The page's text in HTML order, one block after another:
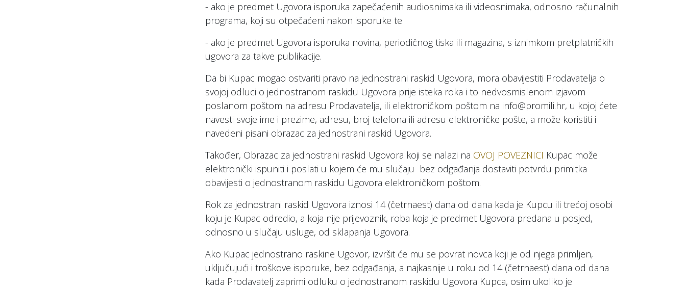
- ako je predmet Ugovora isporuka zapečaćenih audiosnimaka ili videosnimaka, odnosno računalnih
programa, koji su otpečaćeni nakon isporuke te
- ako je predmet Ugovora isporuka novina, periodičnog tiska ili magazina, s iznimkom pretplatničkih
ugovora za takve publikacije.
Da bi Kupac mogao ostvariti pravo na jednostrani raskid Ugovora, mora obavijestiti Prodavatelja o
svojoj odluci o jednostranom raskidu Ugovora prije isteka roka i to nedvosmislenom izjavom
poslanom poštom na adresu Prodavatelja, ili elektroničkom poštom na info@promili.hr, u kojoj ćete
navesti svoje ime i prezime, adresu, broj telefona ili adresu elektroničke pošte, a može koristiti i
navedeni pisani obrazac za jednostrani raskid Ugovora.
Također, Obrazac za jednostrani raskid Ugovora koji se nalazi na OVOJ POVEZNICI Kupac može
elektronički ispuniti i poslati u kojem će mu slučaju bez odgađanja dostaviti potvrdu primitka
obavijesti o jednostranom raskidu Ugovora elektroničkom poštom.
Rok za jednostrani raskid Ugovora iznosi 14 (četrnaest) dana od dana kada je Kupcu ili trećoj osobi
koju je Kupac odredio, a koja nije prijevoznik, roba koja je predmet Ugovora predana u posjed,
odnosno u slučaju usluge, od sklapanja Ugovora.
Ako Kupac jednostrano raskine Ugovor, izvršit će mu se povrat novca koji je od njega primljen,
uključujući i troškove isporuke, bez odgađanja, a najkasnije u roku od 14 (četrnaest) dana od dana
kada Prodavatelj zaprimi odluku o jednostranom raskidu Ugovora Kupca, osim ukoliko je